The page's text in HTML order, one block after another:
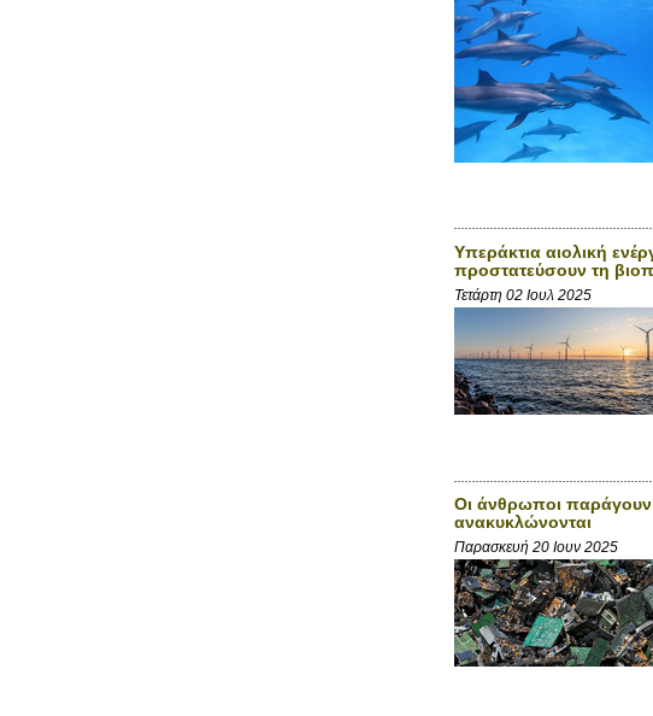
Υπεράκτια αιολική
προστατεύσουν τη
Τετάρτη 02 Ιουλ 2025
Οι άνθρωποι παράγουν
ανακυκλώνονται
Παρασκευή 20 Ιουν 2025